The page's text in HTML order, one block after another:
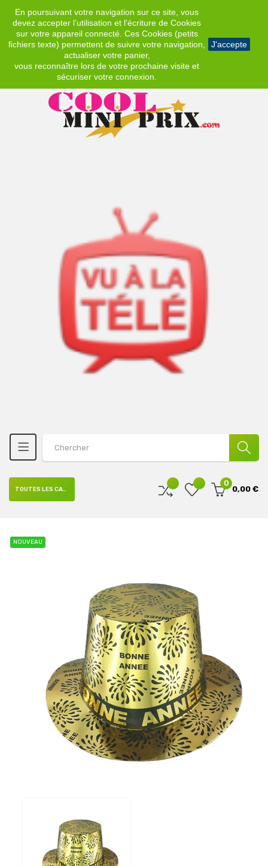
En poursuivant votre navigation sur ce site, vous
devez accepter l’utilisation et l'écriture de Cookies
sur votre appareil connecté. Ces Cookies (petits
fichiers texte) permettent de suivre votre navigation,
actualiser votre panier,
vous reconnaître lors de votre prochaine visite et
sécuriser votre connexion.
J'accepte
EUR
0
0,00 €
TOUTES LES CATÉGORIES
NOUVEAU